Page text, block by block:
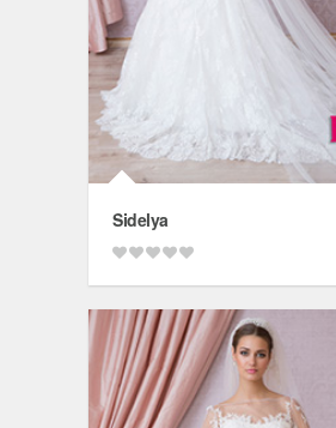
Sidelya